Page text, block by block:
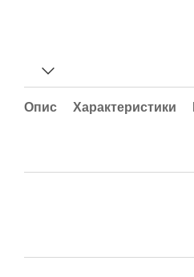
Опис Характеристики